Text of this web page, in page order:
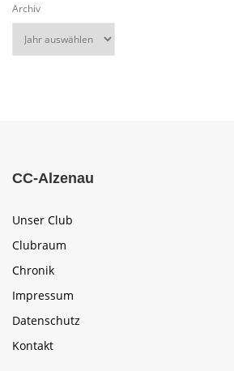
Archiv
CC-Alzenau
Unser Club
Clubraum
Chronik
Impressum
Datenschutz
Kontakt